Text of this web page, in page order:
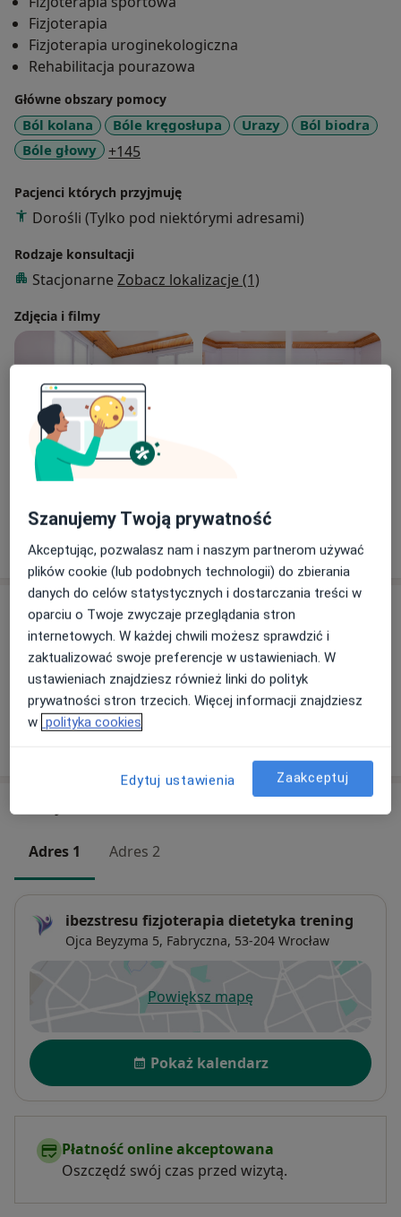
Fizjoterapia
Fizjoterapia uroginekologiczna
Rehabilitacja pourazowa
Główne obszary pomocy
Ból kolana Bóle kręgosłupa Urazy
Ból biodra
Bóle głowy
+145
Pacjenci których przyjmuję
Dorośli (Tylko pod niektórymi adresami)
Rodzaje konsultacji
Stacjonarne Zobacz lokalizacje (1)
Zdjęcia i filmy
Zobacz galerię (5)
Pokaż więcejo doświadczeniu
Usługi i ceny
Konsultacja fizjoterapeutyczna
Od 200 zł Szczegóły Umów wizytę
Adres 1 Adres 2
ibezstresu fizjoterapia dietetyka trening
Ojca Beyzyma 5, Fabryczna, 53-204 Wrocław
Powiększ mapęotwiera się w nowej karcie
Dostępność
Pokaż kalendarz
Płatność online akceptowana
Oszczędź swój czas przed wizytą.
Szanujemy Twoją prywatność
Akceptując, pozwalasz nam i naszym partnerom używać
plików cookie (lub podobnych technologii) do zbierania
danych do celów statystycznych i dostarczania treści w
oparciu o Twoje zwyczaje przeglądania stron
internetowych. W każdej chwili możesz sprawdzić i
zaktualizować swoje preferencje w ustawieniach. W
ustawieniach znajdziesz również linki do polityk
prywatności stron trzecich. Więcej informacji znajdziesz
w polityka cookies
Edytuj ustawienia Zaakceptuj